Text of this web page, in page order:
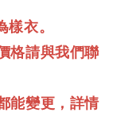
衣。
格請與我們聯
能變更，詳情